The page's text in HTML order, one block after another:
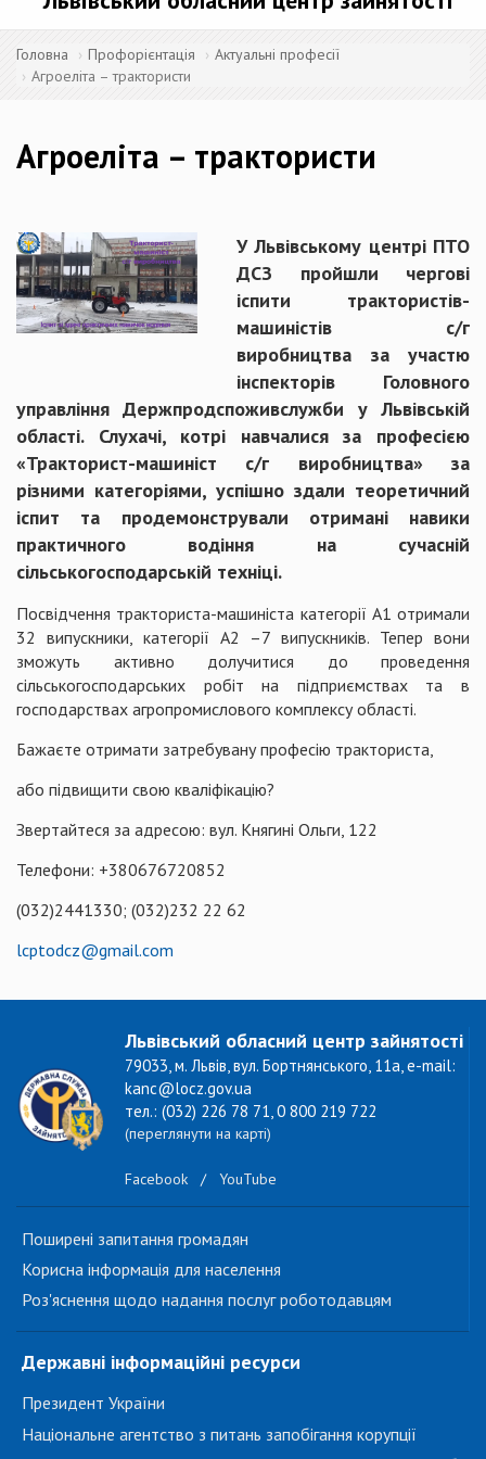
Головна Профорієнтація
Актуальні професії
Агроеліта – трактористи
Агроеліта – трактористи
У Львівському центрі ПТО
ДСЗ пройшли чергові
іспити трактористів-
машиністів с/г
виробництва за участю
інспекторів Головного
управління Держпродспоживслужби у Львівській
області. Слухачі, котрі навчалися за професією
«Тракторист-машиніст с/г виробництва» за
різними категоріями, успішно здали теоретичний
іспит та продемонстрували отримані навики
практичного водіння на сучасній
сільськогосподарській техніці.
Посвідчення тракториста-машиніста категорії А1 отримали
32 випускники, категорії А2 –7 випускників. Тепер вони
зможуть активно долучитися до проведення
сільськогосподарських робіт на підприємствах та в
господарствах агропромислового комплексу області.
Бажаєте отримати затребувану професію тракториста,
або підвищити свою кваліфікацію?
Звертайтеся за адресою: вул. Княгині Ольги, 122
Телефони: +380676720852
(032)2441330; (032)232 22 62
lcptodcz@gmail.com
Львівський обласний центр зайнятості
79033, м. Львів, вул. Бортнянського, 11а, e-mail:
kanc@locz.gov.ua
тел.: (032) 226 78 71, 0 800 219 722
(переглянути на карті)
Facebook / YouTube
Поширені запитання громадян
Корисна інформація для населення
Роз'яснення щодо надання послуг роботодавцям
Державні інформаційні ресурси
Президент України
Національне агентство з питань запобігання корупції